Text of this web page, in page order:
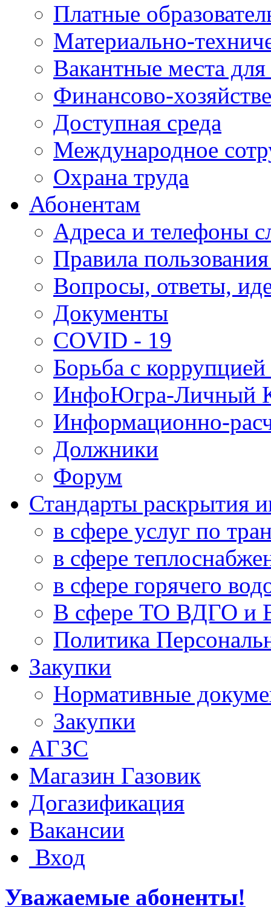
Платные
Материально-
Вакантные места
Финансово-
Доступная среда
Международное
Охрана труда
Абонентам
Адреса и телефоны
Правила
Вопросы, ответы,
Документы
COVID - 19
Борьба с
ИнфоЮгра-Личный
Информационно-
Должники
Форум
Стандарты раскрытия
в сфере услуг по
в сфере
в сфере горячего
В сфере ТО ВДГО и
Политика
Закупки
Нормативные
Закупки
АГЗС
Магазин Газовик
Догазификация
Вакансии
Вход
Уважаемые абоненты!